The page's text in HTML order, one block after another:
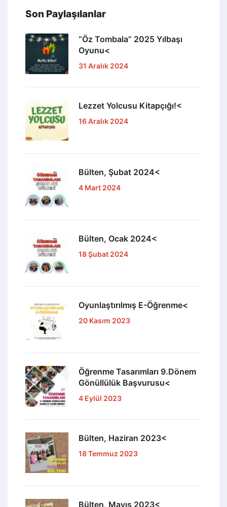
Son Paylaşılanlar
“Öz Tombala” 2025 Yılbaşı
Oyunu<
31 Aralık 2024
Lezzet Yolcusu Kitapçığı!<
16 Aralık 2024
Bülten, Şubat 2024<
4 Mart 2024
Bülten, Ocak 2024<
18 Şubat 2024
Oyunlaştırılmış E-Öğrenme<
20 Kasım 2023
Öğrenme Tasarımları 9.Dönem
Gönüllülük Başvurusu<
4 Eylül 2023
Bülten, Haziran 2023<
18 Temmuz 2023
Bülten, Mayıs 2023<